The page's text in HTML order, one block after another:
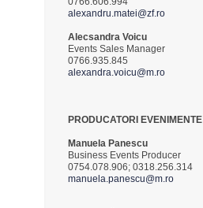
alexandru.matei@zf.ro
Alecsandra Voicu
Events Sales Manager
0766.935.845
alexandra.voicu@m.ro
PRODUCATORI EVENIMENTE
Manuela Panescu
Business Events Producer
0754.078.906; 0318.256.314
manuela.panescu@m.ro